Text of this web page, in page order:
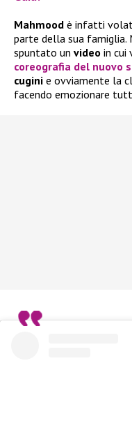
Mahmood è infatti
parte della sua famiglia.
spuntato un video in cui
coreografia del nuovo
cugini e ovviamente la
facendo emozionare